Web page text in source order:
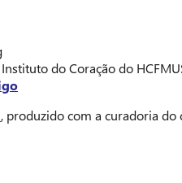
do Coração do
, produzido com a curadoria do